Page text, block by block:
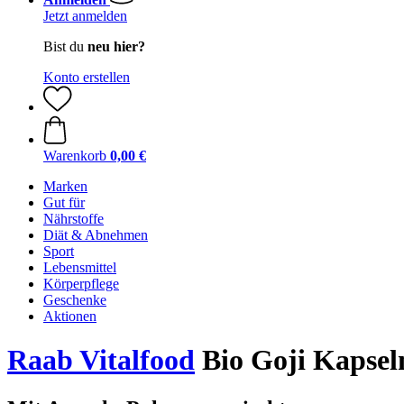
Jetzt anmelden
Bist du neu hier?
Konto erstellen
Warenkorb 0,00 €
Marken
Gut für
Nährstoffe
Diät & Abnehmen
Sport
Lebensmittel
Körperpflege
Geschenke
Aktionen
Raab Vitalfood Bio Goji